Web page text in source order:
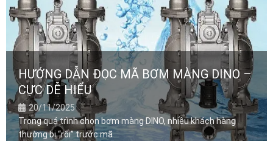
HƯỚNG DẪN ĐỌC MÃ BƠM MÀNG DINO –
CỰC DỄ HIỂU
20/11/2025
Trong quá trình chọn bơm màng DINO, nhiều khách hàng
thường bị “rối” trước mã